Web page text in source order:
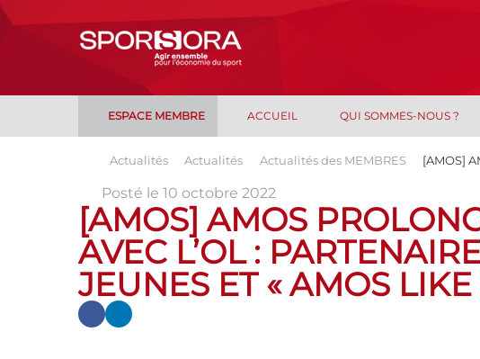
ESPACE MEMBRE ACCUEIL QUI SOMMES-NOUS ?
Actualités Actualités Actualités des MEMBRES [AMOS]
Posté le 10 octobre 2022
[AMOS] AMOS
AVEC L’OL :
JEUNES ET « AMOS